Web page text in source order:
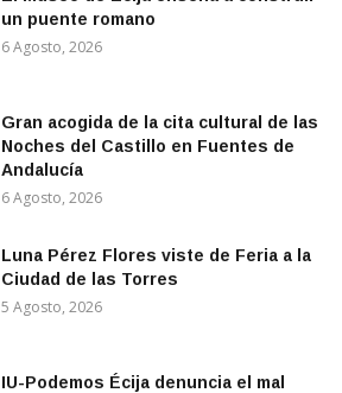
un puente romano
6 Agosto, 2026
Gran acogida de la cita cultural de las
Noches del Castillo en Fuentes de
Andalucía
6 Agosto, 2026
Luna Pérez Flores viste de Feria a la
Ciudad de las Torres
5 Agosto, 2026
IU-Podemos Écija denuncia el mal